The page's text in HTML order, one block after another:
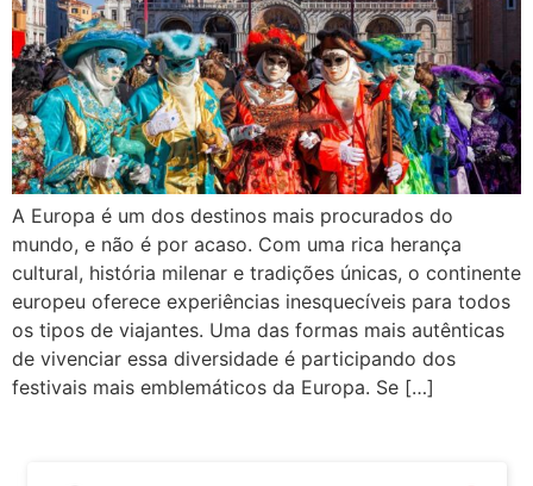
A Europa é um dos destinos mais procurados do
mundo, e não é por acaso. Com uma rica herança
cultural, história milenar e tradições únicas, o continente
europeu oferece experiências inesquecíveis para todos
os tipos de viajantes. Uma das formas mais autênticas
de vivenciar essa diversidade é participando dos
festivais mais emblemáticos da Europa. Se […]